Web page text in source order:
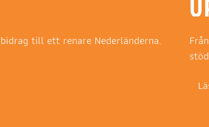
till ett renare Nederländerna.